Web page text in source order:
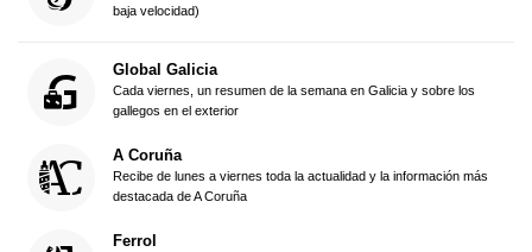
baja velocidad)
Global Galicia
Cada viernes, un resumen de la semana en Galicia y sobre los
gallegos en el exterior
A Coruña
Recibe de lunes a viernes toda la actualidad y la información más
destacada de A Coruña
Ferrol